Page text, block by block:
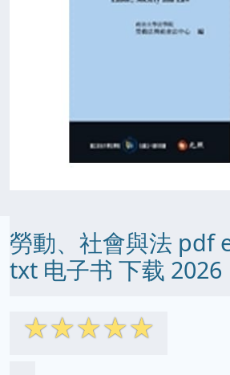
勞動、社會與法 pdf
txt 电子书 下载 2026
☆☆☆☆☆